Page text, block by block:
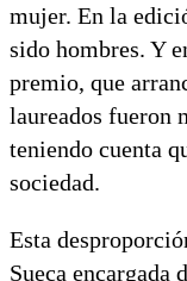
mujer. En la
sido hombres. Y
premio, que
laureados fueron
teniendo cuenta
sociedad.
Esta
Sueca encargada